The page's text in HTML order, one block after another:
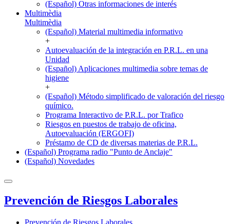
(Español) Otras informaciones de interés
Multimèdia
Multimèdia
(Español) Material multimedia informativo
+
Autoevaluación de la integración en P.R.L. en una
Unidad
(Español) Aplicaciones multimedia sobre temas de
higiene
+
(Español) Método simplificado de valoración del riesgo
químico.
Programa Interactivo de P.R.L. por Trafico
Riesgos en puestos de trabajo de oficina,
Autoevaluación (ERGOFI)
Préstamo de CD de diversas materias de P.R.L.
(Español) Programa radio "Punto de Anclaje"
(Español) Novedades
Prevención de Riesgos Laborales
Prevención de Riesgos Laborales